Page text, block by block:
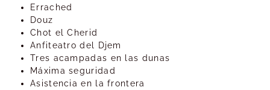
Errached
Douz
Chot el Cherid
Anfiteatro del Djem
Tres acampadas en las dunas
Máxima seguridad
Asistencia en la frontera